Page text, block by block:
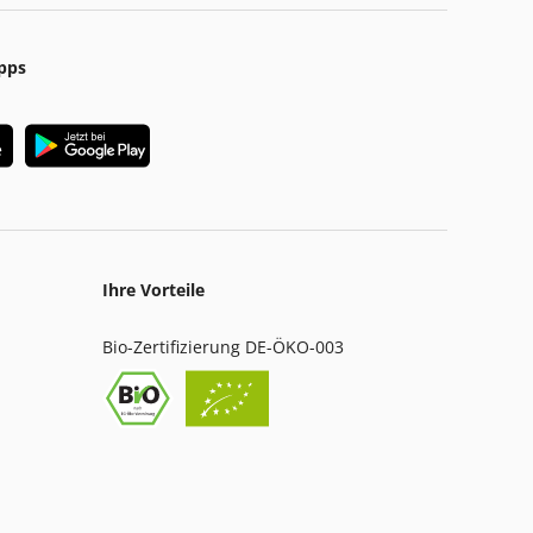
Ihre Vorteile
Bio-Zertifizierung DE-ÖKO-003